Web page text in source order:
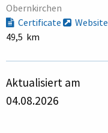
Obernkirchen
Certificate
Website
49,5 km
Aktualisiert am
04.08.2026